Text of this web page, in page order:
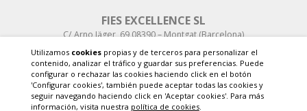
FIES EXCELLENCE SL
C/ Arno Jäger, 69 08390 – Montgat (Barcelona)
info@fies-group.com
POLÍTICA DE CALIDAD
POLÍTICA DE PRIVACIDAD
AVISO LEGAL
Utilizamos cookiespropias y de terceros para personalizar el
contenido, analizar el tráfico y guardar sus preferencias. Puede
configurar o rechazar las cookies haciendo click en el botón
'Configurar cookies', también puede aceptar todas las cookies y
seguir navegando haciendo click en 'Aceptar cookies'. Para más
información, visita nuestra política de cookies.